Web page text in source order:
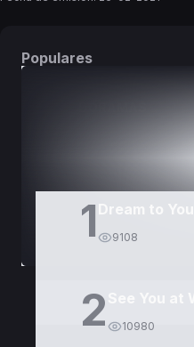
Populares
1 Dream to You
9108
2 10980